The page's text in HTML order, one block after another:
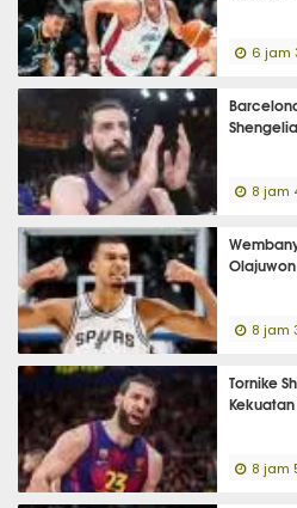
6 jam
Shengelia
8 jam
Olajuwon
8 jam
Tornike
8 jam